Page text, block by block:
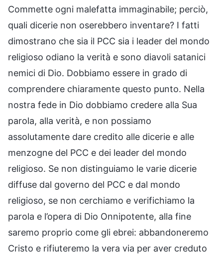
Commette ogni malefatta immaginabile; perciò,
quali dicerie non oserebbero inventare? I fatti
dimostrano che sia il PCC sia i leader del mondo
religioso odiano la verità e sono diavoli satanici
nemici di Dio. Dobbiamo essere in grado di
comprendere chiaramente questo punto. Nella
nostra fede in Dio dobbiamo credere alla Sua
parola, alla verità, e non possiamo
assolutamente dare credito alle dicerie e alle
menzogne del PCC e dei leader del mondo
religioso. Se non distinguiamo le varie dicerie
diffuse dal governo del PCC e dal mondo
religioso, se non cerchiamo e verifichiamo la
parola e l’opera di Dio Onnipotente, alla fine
saremo proprio come gli ebrei: abbandoneremo
Cristo e rifiuteremo la vera via per aver creduto